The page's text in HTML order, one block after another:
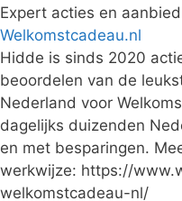
Expert acties en
Welkomstcadeau.nl
Hidde is sinds 2020
beoordelen van de
Nederland voor
dagelijks duizenden
en met besparingen.
werkwijze: https://
welkomstcadeau-nl/